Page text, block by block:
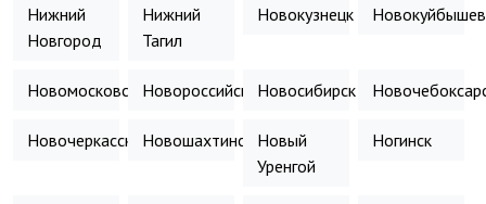
Нижний
Новгород
Нижний
Тагил
Новокузнецк
Новомосковск Новороссийск Новосибирск
Новочеркасск Новошахтинск
Новый
Уренгой
Ногинск